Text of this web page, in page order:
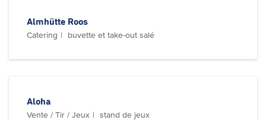
Almhütte Roos
Catering buvette et take-out salé
Aloha
Vente / Tir / Jeux stand de jeux